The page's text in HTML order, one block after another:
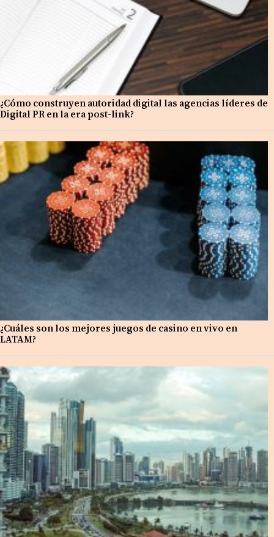
¿Cómo construyen autoridad digital las agencias líderes de
Digital PR en la era post-link?
¿Cuáles son los mejores juegos de casino en vivo en
LATAM?